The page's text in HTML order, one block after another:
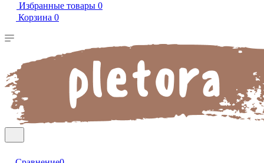
Избранные товары 0
Корзина 0